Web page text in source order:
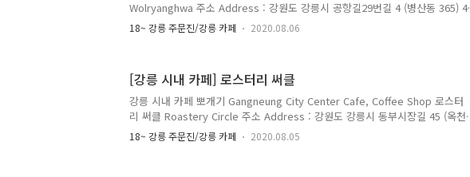
Wolryanghwa 주소 Address : 강원도 강릉시 공항길29번길 4 (병산동 365) 4,
Gonghang-gil 29beon-gil, Gangneung-si, Gangwon-do 영업 시간
Opening Hours : 매일 Everyday 11:00~21:00 매주 월요일 휴무 Closed
Ice +500원 추가 감자옹심이, 감자적으로 유명한 병산동에 있는 카페. 원래 강문
해변에서 영업하던 카페였..
18~ 강릉 주문진/강릉 카페 2020.08.06
[강릉 시내 카페] 로스터리 써클
강릉 시내 카페 뽀개기 Gangneung City Center Cafe, Coffee Shop 로스터
리 써클 Roastery Circle 주소 Address : 강원도 강릉시 동부시장길 45 (옥천
동 317-5) 45, Dongbusijang-gil, Gangneung-si, Gangwon-do 영업 시간
Opening Hours : 매일 Everyday 08:00~19:00 매주 화요일 휴무 Closed
18~ 강릉 주문진/강릉 카페 2020.08.05